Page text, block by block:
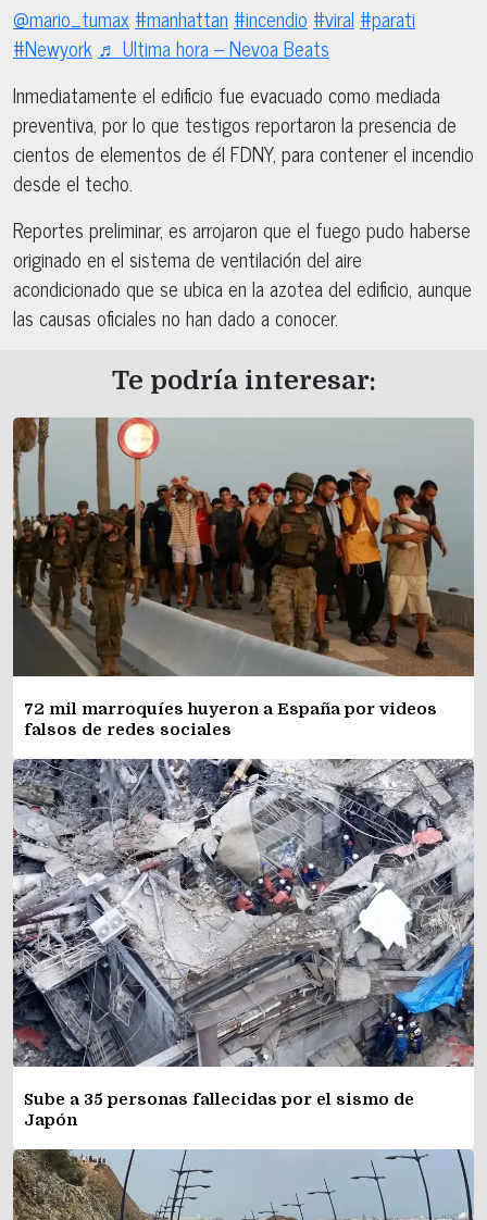
@mario_tumax #manhattan #incendio #viral #parati
#Newyork ♬ Ultima hora – Nevoa Beats
Inmediatamente el edificio fue evacuado como mediada
preventiva, por lo que testigos reportaron la presencia de
cientos de elementos de él FDNY, para contener el incendio
desde el techo.
Reportes preliminar, es arrojaron que el fuego pudo haberse
originado en el sistema de ventilación del aire
acondicionado que se ubica en la azotea del edificio, aunque
las causas oficiales no han dado a conocer.
Te podría interesar:
72 mil marroquíes huyeron a España por videos
falsos de redes sociales
Sube a 35 personas fallecidas por el sismo de
Japón